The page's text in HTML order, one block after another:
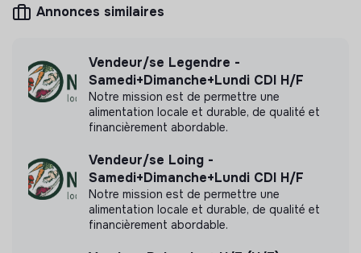
mesure d'impact
Labels et certifications
Cette structure n'a pas souhaité nous
communiquer les labels ou certifications qu'elle a
pu obtenir.
Annonces similaires
Vendeur/se Legendre -
Samedi+Dimanche+Lundi CDI H/F
Notre mission est de permettre une
alimentation locale et durable, de qualité et
financièrement abordable.
Vendeur/se Loing -
Samedi+Dimanche+Lundi CDI H/F
Notre mission est de permettre une
alimentation locale et durable, de qualité et
financièrement abordable.